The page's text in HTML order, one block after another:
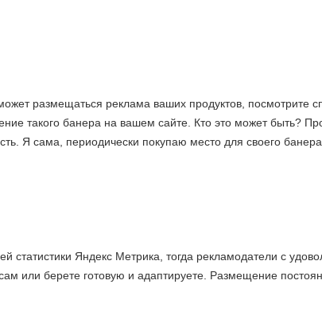
размещаться реклама ваших продуктов, посмотрите
такого банера на вашем сайте. Кто это может быть?
Я сама, периодически покупаю место для своего
Яндекс Метрика, тогда рекламодатели с
или берете готовую и адаптируете. Размещение